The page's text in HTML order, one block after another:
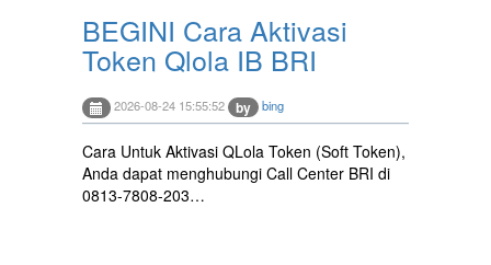
BEGINI Cara Aktivasi
Token Qlola IB BRI
2026-08-24 15:55:52 by bing
Cara Untuk Aktivasi QLola Token (Soft Token),
Anda dapat menghubungi Call Center BRI di
0813-7808-203…